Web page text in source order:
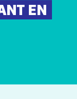
EN